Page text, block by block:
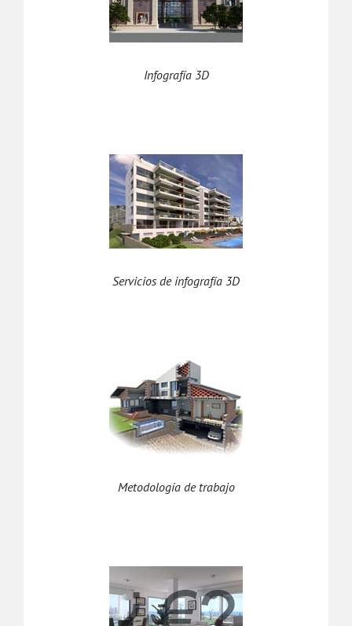
Infografía 3D
Servicios de infografía 3D
Metodología de trabajo